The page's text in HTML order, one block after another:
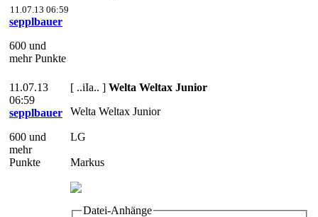
11.07.13 06:59
sepplbauer
600 und
mehr Punkte
11.07.13
06:59
sepplbauer
600 und
mehr
Punkte
[ ..iIa.. ] Welta Weltax Junior
Welta Weltax Junior
LG
Markus
Datei-Anhänge